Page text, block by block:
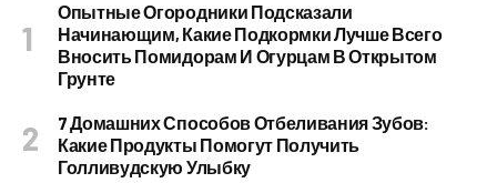
Опытные Огородники Подсказали
Начинающим, Какие Подкормки Лучше Всего
Вносить Помидорам И Огурцам В Открытом
Грунте
7 Домашних Способов Отбеливания Зубов:
Какие Продукты Помогут Получить
Голливудскую Улыбку